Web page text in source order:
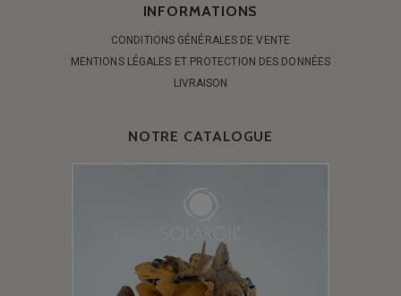
INFORMATIONS
CONDITIONS GÉNÉRALES DE VENTE
MENTIONS LÉGALES ET PROTECTION DES DONNÉES
LIVRAISON
NOTRE CATALOGUE